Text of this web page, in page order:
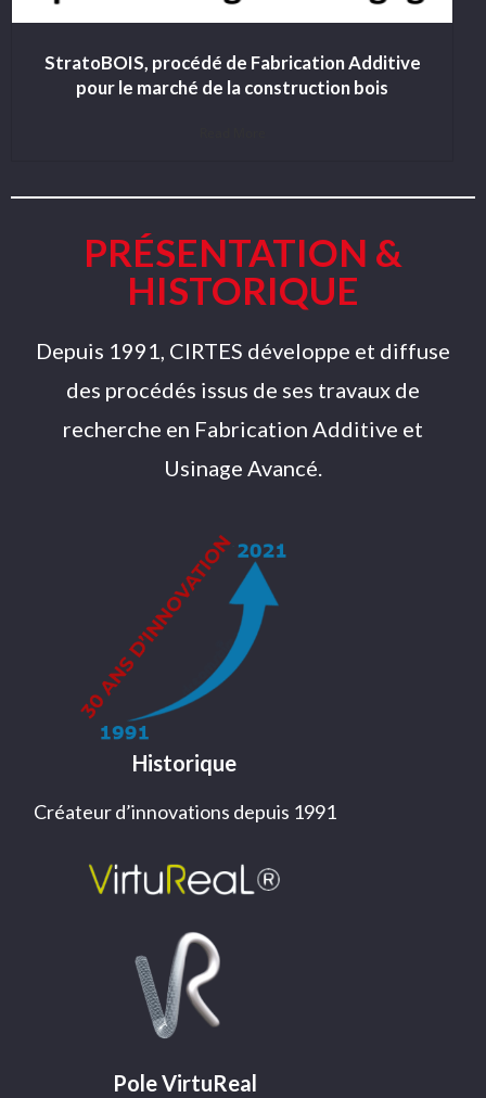
StratoBOIS, procédé de Fabrication Additive
pour le marché de la construction bois
PRÉSENTATION &
HISTORIQUE
Depuis 1991, CIRTES développe et diffuse
des procédés issus de ses travaux de
recherche en Fabrication Additive et
Usinage Avancé.
Historique
Créateur d’innovations depuis 1991
Pole VirtuReal